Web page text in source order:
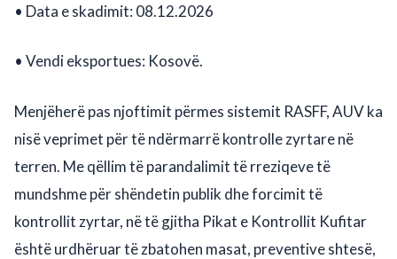
• Data e skadimit: 08.12.2026
• Vendi eksportues: Kosovë.
Menjëherë pas njoftimit përmes sistemit RASFF, AUV ka
nisë veprimet për të ndërmarrë kontrolle zyrtare në
terren. Me qëllim të parandalimit të rreziqeve të
mundshme për shëndetin publik dhe forcimit të
kontrollit zyrtar, në të gjitha Pikat e Kontrollit Kufitar
është urdhëruar të zbatohen masat, preventive shtesë,